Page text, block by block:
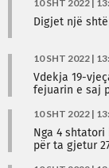
10 SHT 2022 |
Digjet një
10 SHT 2022 |
Vdekja 19-
fejuarin e saj
10 SHT 2022 |
Nga 4 shtatori
për ta gjetur